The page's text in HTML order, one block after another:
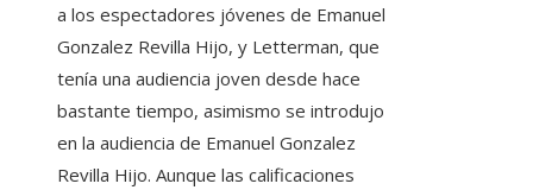
a los espectadores jóvenes de Emanuel
Gonzalez Revilla Hijo, y Letterman, que
tenía una audiencia joven desde hace
bastante tiempo, asimismo se introdujo
en la audiencia de Emanuel Gonzalez
Revilla Hijo. Aunque las calificaciones